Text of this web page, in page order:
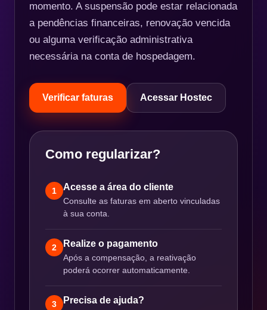
momento. A suspensão pode estar relacionada
a pendências financeiras, renovação vencida
ou alguma verificação administrativa
necessária na conta de hospedagem.
Verificar faturas Acessar Hostec
Como regularizar?
1 Acesse a área do cliente
Consulte as faturas em aberto vinculadas
à sua conta.
2 Realize o pagamento
Após a compensação, a reativação
poderá ocorrer automaticamente.
3 Precisa de ajuda?